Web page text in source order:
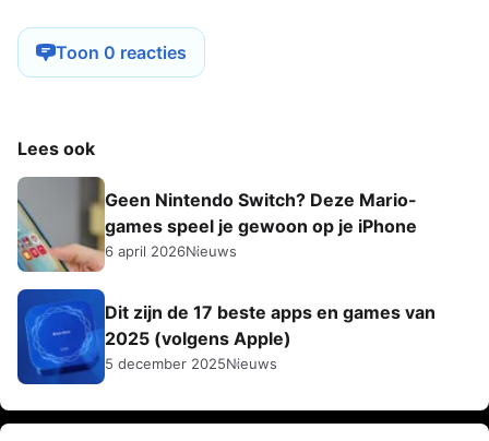
Toon 0 reacties
Lees ook
Geen Nintendo Switch? Deze Mario-
games speel je gewoon op je iPhone
6 april 2026Nieuws
Dit zijn de 17 beste apps en games van
2025 (volgens Apple)
5 december 2025Nieuws